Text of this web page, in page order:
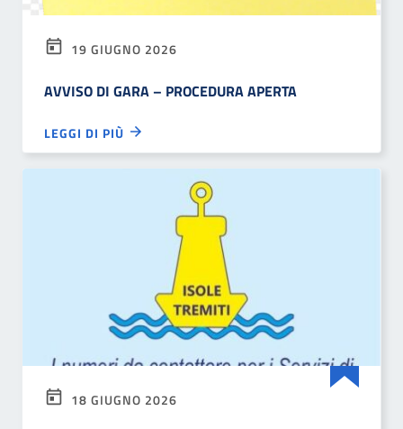
19 GIUGNO 2026
AVVISO DI GARA – PROCEDURA APERTA
LEGGI DI PIÙ
18 GIUGNO 2026